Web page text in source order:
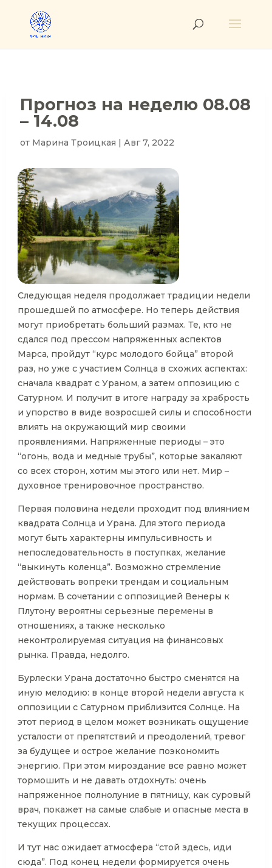
Прогноз на неделю 08.08
– 14.08
от Марина Троицкая | Авг 7, 2022
Следующая неделя продолжает традиции недели
прошедшей по атмосфере. Но теперь действия
могут приобретать больший размах. Те, кто не
сдался под прессом напряженных аспектов
Марса, пройдут “курс молодого бойца” второй
раз, но уже с участием Солнца в схожих аспектах:
сначала квадрат с Ураном, а затем оппозицию с
Сатурном. И получит в итоге награду за храбрость
и упорство в виде возросшей силы и способности
влиять на окружающий мир своими
проявлениями. Напряженные периоды – это
“огонь, вода и медные трубы”, которые закаляют
со всех сторон, хотим мы этого или нет. Мир –
духовное тренировочное пространство.
Первая половина недели проходит под влиянием
квадрата Солнца и Урана. Для этого периода
могут быть характерны импульсивность и
непоследовательность в поступках, желание
“выкинуть коленца”. Возможно стремление
действовать вопреки трендам и социальным
нормам. В сочетании с оппозицией Венеры к
Плутону вероятны серьезные перемены в
отношениях, а также несколько
неконтролируемая ситуация на финансовых
рынка. Правда, недолго.
Бурлески Урана достаточно быстро сменятся на
иную мелодию: в конце второй недели августа к
оппозиции с Сатурном приблизится Солнце. На
этот период в целом может возникать ощущение
усталости от препятствий и преодолений, тревог
за будущее и острое желание поэкономить
энергию. При этом мироздание все равно может
тормошить и не давать отдохнуть: очень
напряженное полнолуние в пятницу, как суровый
врач, покажет на самые слабые и опасные места в
текущих процессах.
И тут нас ожидает атмосфера “стой здесь, иди
сюда”. Под конец недели формируется очень